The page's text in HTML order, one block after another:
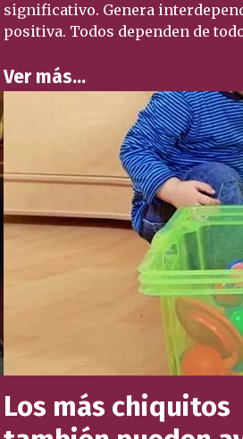
significativo. Genera
positiva. Todos dependen de
Ver más…
Los más chiquitos